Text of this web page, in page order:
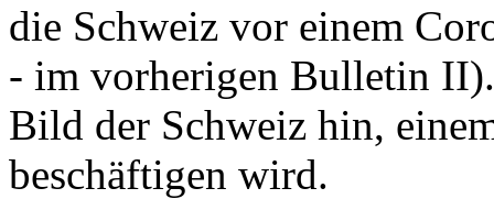
die Schweiz vor einem
- im vorherigen Bulletin
Bild der Schweiz hin,
beschäftigen wird.